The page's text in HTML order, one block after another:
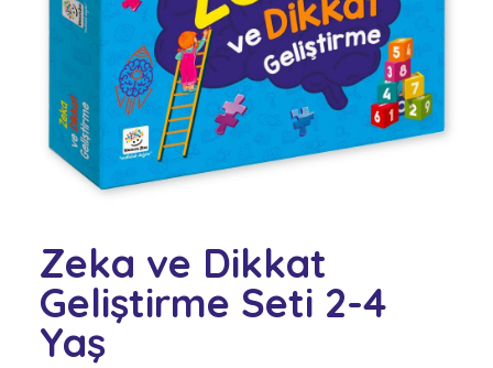
Zeka ve Dikkat
Geliştirme Seti 2-4
Yaş